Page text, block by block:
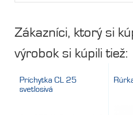
Zákazníci, ktorý si
výrobok si kúpili tiež:
Príchytka CL 25
svetlosivá